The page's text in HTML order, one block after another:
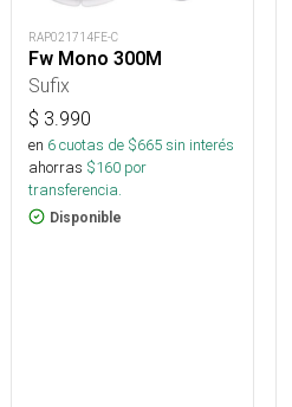
RAP021714FE-C
Fw Mono 300M
Sufix
$ 3.990
en 6cuotas de $665sin interés
ahorras $160 por
transferencia.
Disponible